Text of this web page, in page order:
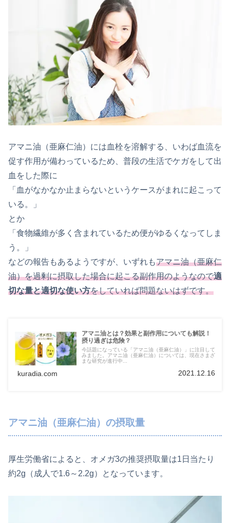
アマニ油（亜麻仁油）には血栓を溶解する、いわば血流を
促す作用が備わっているため、普段の生活でケガをして出
血をした際に
「血がなかなか止まらないというケースがまれに起こって
いる。」
とか
「食物繊維が多く含まれているため便がゆるくなってしま
う。」
などの報告もあるようですが、いずれもアマニ油（亜麻仁
油）を過剰に摂取した場合に起こる副作用のようなので適
切な量と適切な使い方をしていれば問題ないはずです。
アマニ油とは？効果と副作用についても解説！
摂り過ぎは危険？
今話題になっている「アマニ油（亜麻仁油）」に注目して
みました。アマニ油（亜麻仁油）については、現在さまざ
まな研究が進行中...
kuradia.com 2021.12.16
アマニ油（亜麻仁油）の摂取量
厚生労働省によると、オメガ3の推奨摂取量は1日当たり
約2g（成人で1.6～2.2g）となっています。